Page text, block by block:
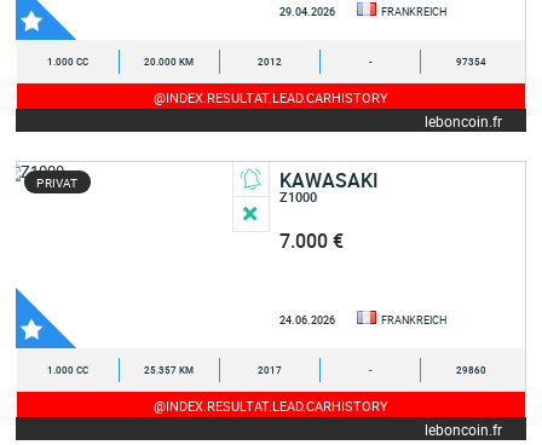
29.04.2026 FRANKREICH
1.000 CC 20.000 KM 2012 - 97354
@INDEX.RESULTAT.LEAD.CARHISTORY
leboncoin.fr
PRIVAT KAWASAKI
Z1000
7.000 €
24.06.2026 FRANKREICH
1.000 CC 25.357 KM 2017 - 29860
@INDEX.RESULTAT.LEAD.CARHISTORY
leboncoin.fr